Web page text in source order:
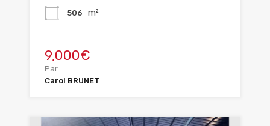
506 m²
9,000€
Par
Carol BRUNET